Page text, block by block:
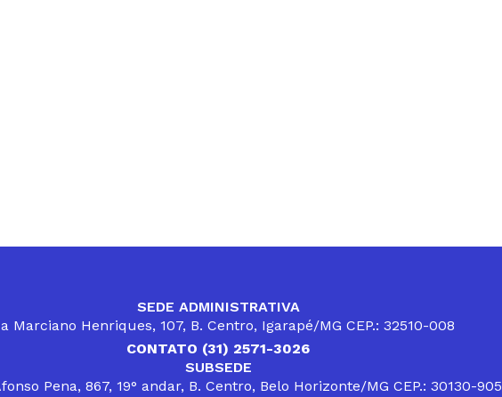
SEDE ADMINISTRATIVA
Marciano Henriques, 107, B. Centro, Igarapé/MG CEP.: 32510-008
CONTATO (31) 2571-3026
SUBSEDE
Pena, 867, 19° andar, B. Centro, Belo Horizonte/MG CEP.: 30130-905